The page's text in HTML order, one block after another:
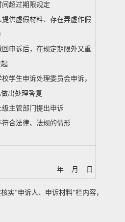
间超过期限规定
提供虚假材料、存在弄虚作假
回申诉后，在规定期限外又重
校学生申诉处理委员会申诉，
出处理答复
级主管部门提出申诉
符合法律、法规的情形
月 日
实“申诉人、申诉材料”栏内容，